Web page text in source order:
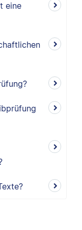
eine